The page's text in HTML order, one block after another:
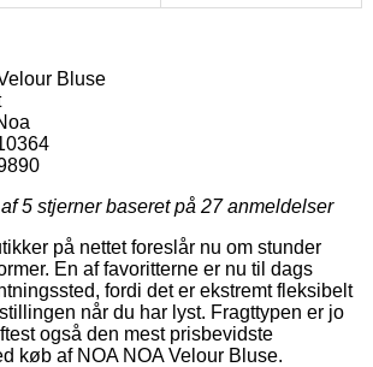
Bluse
5 stjerner baseret på 27anmeldelser
på nettet foreslår nu om stunder
En af favoritterne er nu til dags
fordi det er ekstremt fleksibelt
når du har lyst. Fragttypen er jo
også den mest prisbevidste
køb af NOA NOA Velour Bluse.